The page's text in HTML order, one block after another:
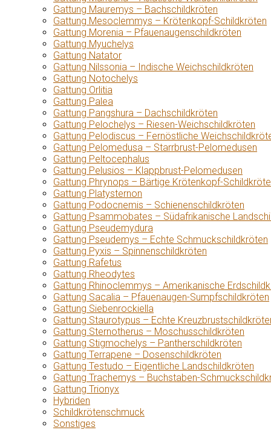
Gattung Mauremys – Bachschildkröten
Gattung Mesoclemmys – Krötenkopf-Schildkröten
Gattung Morenia – Pfauenaugenschildkröten
Gattung Myuchelys
Gattung Natator
Gattung Nilssonia – Indische Weichschildkröten
Gattung Notochelys
Gattung Orlitia
Gattung Palea
Gattung Pangshura – Dachschildkröten
Gattung Pelochelys – Riesen-Weichschildkröten
Gattung Pelodiscus – Fernöstliche
Gattung Pelomedusa – Starrbrust-Pelomedusen
Gattung Peltocephalus
Gattung Pelusios – Klappbrust-Pelomedusen
Gattung Phrynops – Bärtige Krötenkopf-
Gattung Platysternon
Gattung Podocnemis – Schienenschildkröten
Gattung Psammobates – Südafrikanische
Gattung Pseudemydura
Gattung Pseudemys – Echte Schmuckschildkröten
Gattung Pyxis – Spinnenschildkröten
Gattung Rafetus
Gattung Rheodytes
Gattung Rhinoclemmys – Amerikanische
Gattung Sacalia – Pfauenaugen-Sumpfschildkröten
Gattung Siebenrockiella
Gattung Staurotypus – Echte
Gattung Sternotherus – Moschusschildkröten
Gattung Stigmochelys – Pantherschildkröten
Gattung Terrapene – Dosenschildkröten
Gattung Testudo – Eigentliche Landschildkröten
Gattung Trachemys – Buchstaben-
Gattung Trionyx
Hybriden
Schildkrötenschmuck
Sonstiges